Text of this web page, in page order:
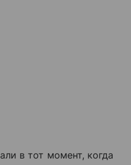
в тот момент, когда